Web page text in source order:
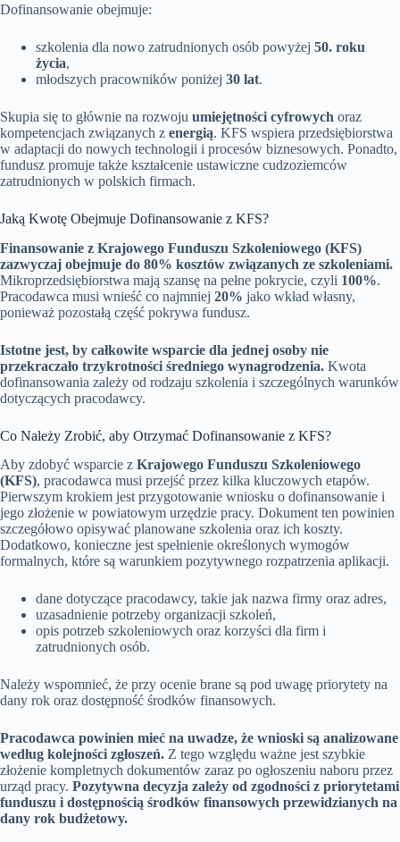
Dofinansowanie obejmuje:
szkolenia dla nowo zatrudnionych osób powyżej 50. roku
życia,
młodszych pracowników poniżej 30 lat.
Skupia się to głównie na rozwoju umiejętności cyfrowych oraz
kompetencjach związanych z energią. KFS wspiera przedsiębiorstwa
w adaptacji do nowych technologii i procesów biznesowych. Ponadto,
fundusz promuje także kształcenie ustawiczne cudzoziemców
zatrudnionych w polskich firmach.
Jaką Kwotę Obejmuje Dofinansowanie z KFS?
Finansowanie z Krajowego Funduszu Szkoleniowego (KFS)
zazwyczaj obejmuje do 80% kosztów związanych ze szkoleniami.
Mikroprzedsiębiorstwa mają szansę na pełne pokrycie, czyli 100%.
Pracodawca musi wnieść co najmniej 20% jako wkład własny,
ponieważ pozostałą część pokrywa fundusz.
Istotne jest, by całkowite wsparcie dla jednej osoby nie
przekraczało trzykrotności średniego wynagrodzenia. Kwota
dofinansowania zależy od rodzaju szkolenia i szczególnych warunków
dotyczących pracodawcy.
Co Należy Zrobić, aby Otrzymać Dofinansowanie z KFS?
Aby zdobyć wsparcie z Krajowego Funduszu Szkoleniowego
(KFS), pracodawca musi przejść przez kilka kluczowych etapów.
Pierwszym krokiem jest przygotowanie wniosku o dofinansowanie i
jego złożenie w powiatowym urzędzie pracy. Dokument ten powinien
szczegółowo opisywać planowane szkolenia oraz ich koszty.
Dodatkowo, konieczne jest spełnienie określonych wymogów
formalnych, które są warunkiem pozytywnego rozpatrzenia aplikacji.
dane dotyczące pracodawcy, takie jak nazwa firmy oraz adres,
uzasadnienie potrzeby organizacji szkoleń,
opis potrzeb szkoleniowych oraz korzyści dla firm i
zatrudnionych osób.
Należy wspomnieć, że przy ocenie brane są pod uwagę priorytety na
dany rok oraz dostępność środków finansowych.
Pracodawca powinien mieć na uwadze, że wnioski są analizowane
według kolejności zgłoszeń. Z tego względu ważne jest szybkie
złożenie kompletnych dokumentów zaraz po ogłoszeniu naboru przez
urząd pracy. Pozytywna decyzja zależy od zgodności z priorytetami
funduszu i dostępnością środków finansowych przewidzianych na
dany rok budżetowy.